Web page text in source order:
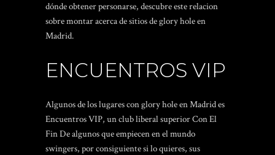
dónde obtener personarse, descubre este relacion
sobre montar acerca de sitios de glory hole en
Madrid.
ENCUENTROS VIP
Algunos de los lugares con glory hole en Madrid es
Encuentros VIP, un club liberal superior Con El
Fin De algunos que empiecen en el mundo
swingers, por consiguiente si lo quieres, sus